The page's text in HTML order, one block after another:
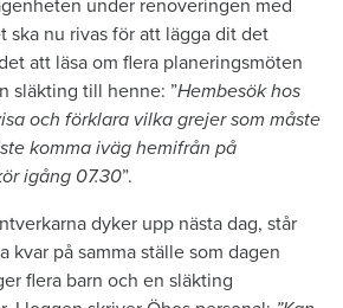
under renoveringen med
ska nu rivas för att lägga dit det
att läsa om flera planeringsmöten
släkting till henne: ”Hembesök hos
och förklara vilka grejer som måste
komma iväg hemifrån på
igång 07.30”.
dyker upp nästa dag, står
kvar på samma ställe som dagen
flera barn och en släkting